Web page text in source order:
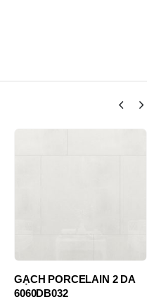
GẠCH PORCELAIN 2 DA
6060DB032